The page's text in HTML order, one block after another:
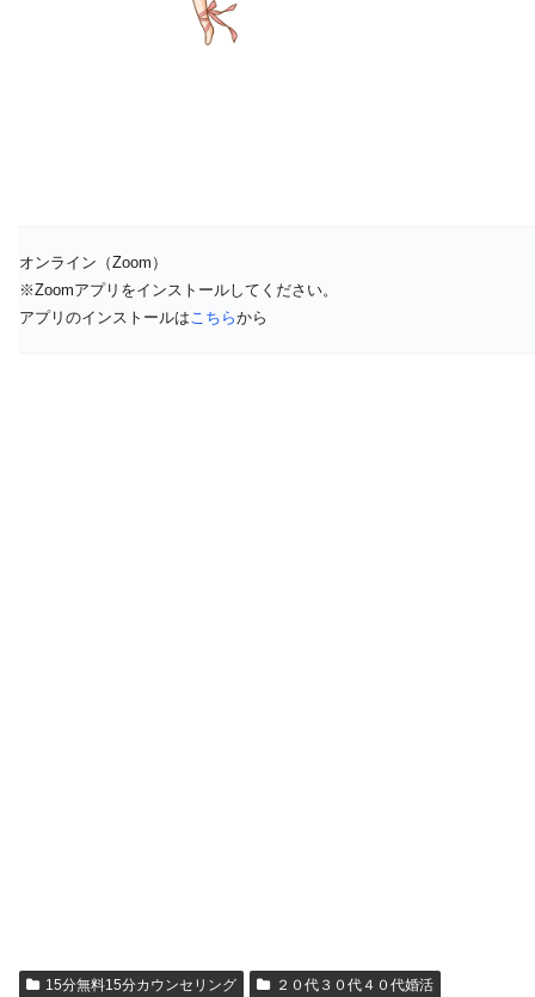
オンライン（Zoom）
※Zoomアプリをインストールしてください。
アプリのインストールは こちらから
15分無料15分カウンセリング ２０代３０代４０代婚活